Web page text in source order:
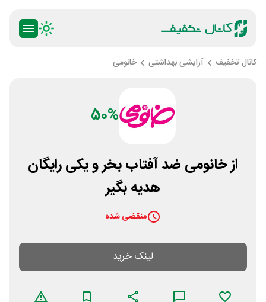
کانال تخفیف آرایشی بهداشتی خانومی
50%
از خانومی ضد آفتاب بخر و یکی رایگان
هدیه بگیر
منقضی شده
لینک خرید